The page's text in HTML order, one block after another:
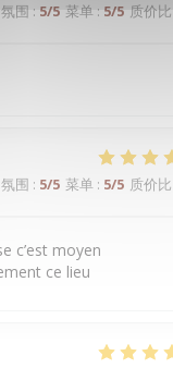
氛围 : 5/5 菜单 : 5/5 质价比
氛围 : 5/5 菜单 : 5/5 质价比
c’est moyen
ce lieu